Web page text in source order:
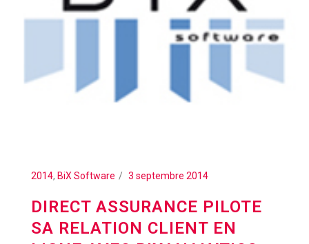
2014, BiX Software 3 septembre 2014
DIRECT ASSURANCE PILOTE
SA RELATION CLIENT EN